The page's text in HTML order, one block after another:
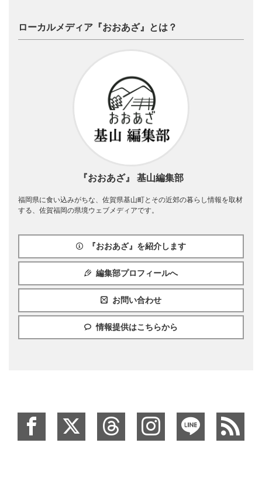
ローカルメディア『おおあざ』とは？
『おおあざ』 基山編集部
福岡県に食い込みがちな、佐賀県基山町とその近郊の暮らし情報を取材
する、佐賀福岡の県境ウェブメディアです。
『おおあざ』を紹介します
編集部プロフィールへ
お問い合わせ
情報提供はこちらから